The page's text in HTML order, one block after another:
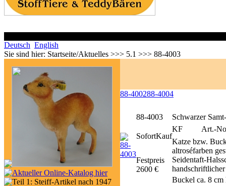
Deutsch English
Sie sind hier: Startseite/Aktuelles >>> 5.1 >>> 88-4003
88-400288-4004
88-4003
Schwarzer
KF
Art.-
Katze bzw.
altroséfarben
Seidentaft-
Buckel ca. 8 cm
SofortKauf
Festpreis
2600 €